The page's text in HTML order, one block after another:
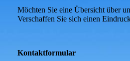
Möchten Sie eine Übersicht über
Verschaffen Sie sich einen
Kontaktformular